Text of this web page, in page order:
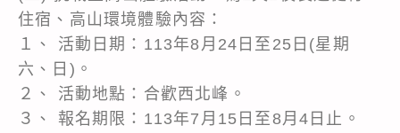
住宿、高山環境體驗內容：
１、 活動日期：113年8月24日至25日(星期
六、日)。
２、 活動地點：合歡西北峰。
３、 報名期限：113年7月15日至8月4日止。